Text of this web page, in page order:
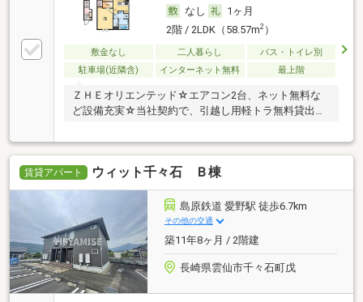
なし
1ヶ月
2階 / 2LDK（58.57m2）
敷金なし 二人暮らし
バス・トイレ別
駐車場(近隣含)
インターネット無料 最上階
ＺＨＥオリエンテッド☆エアコン2台、ネット無料な
ど設備充実☆当社契約で、引越し用軽トラ無料貸出し
賃貸アパート ウィット千々石 Ｂ棟
島原鉄道 愛野駅 徒歩6.7km
その他の交通
築11年8ヶ月 / 2階建
長崎県雲仙市千々石町戊